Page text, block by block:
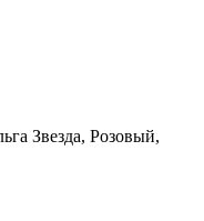
Звезда, Розовый,